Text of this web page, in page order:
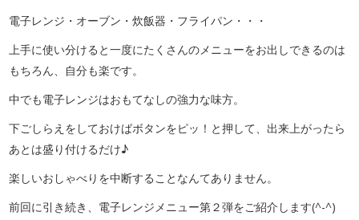
電子レンジ・オーブン・炊飯器・フライパン・・・
上手に使い分けると一度にたくさんのメニューをお出しできるのは
もちろん、自分も楽です。
中でも電子レンジはおもてなしの強力な味方。
下ごしらえをしておけばボタンをピッ！と押して、出来上がったら
あとは盛り付けるだけ♪
楽しいおしゃべりを中断することなんてありません。
前回に引き続き、電子レンジメニュー第２弾をご紹介します(^-^)